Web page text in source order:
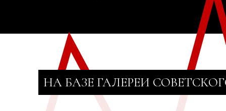
НА БАЗЕ ГАЛЕРЕИ